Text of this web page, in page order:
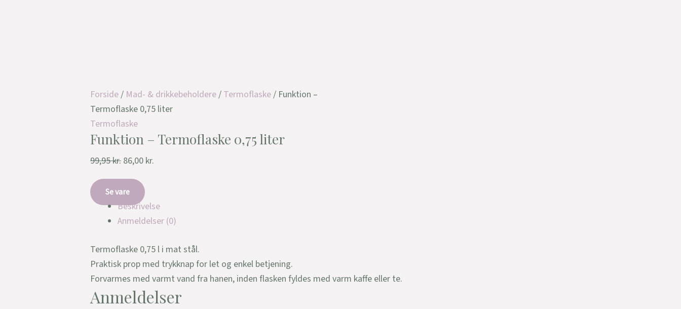
Forside/ Mad- & drikkebeholdere/ Termoflaske/ Funktion –
Termoflaske 0,75 liter
Termoflaske
Funktion – Termoflaske 0,75 liter
99,95kr. 86,00 kr.
Se vare
Beskrivelse
Anmeldelser (0)
Termoflaske 0,75 l i mat stål.
Praktisk prop med trykknap for let og enkel betjening.
Forvarmes med varmt vand fra hanen, inden flasken fyldes med varm kaffe eller te.
Anmeldelser